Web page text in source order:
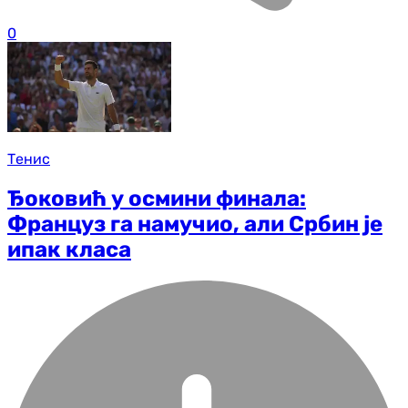
0
Тенис
Ђоковић у осмини финала:
Француз га намучио, али Србин је
ипак класа